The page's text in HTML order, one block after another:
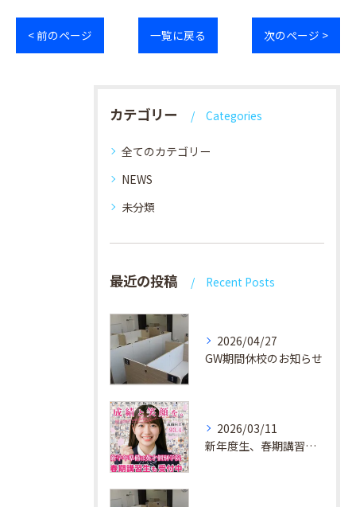
< 前のページ 一覧に戻る 次のページ >
カテゴリー Categories
全てのカテゴリー
NEWS
未分類
最近の投稿 Recent Posts
2026/04/27
GW期間休校のお知らせ
2026/03/11
新年度生、春期講習生 受付中！